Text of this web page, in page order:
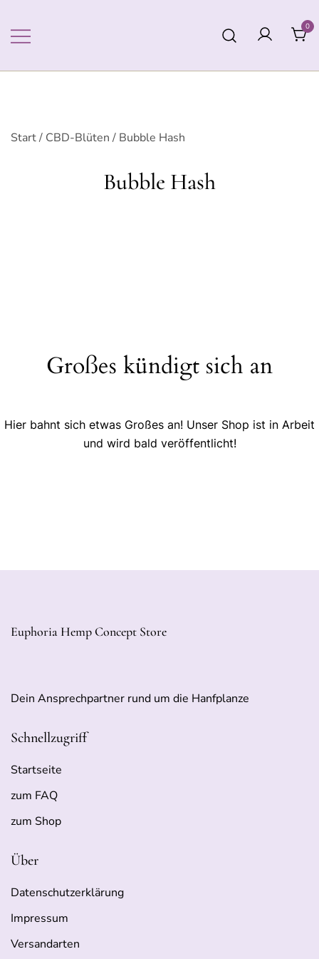
Inhalt
springen
0
Start/ CBD-Blüten/ Bubble Hash
Bubble Hash
Großes kündigt sich an
Hier bahnt sich etwas Großes an! Unser Shop ist in Arbeit
und wird bald veröffentlicht!
Euphoria Hemp Concept Store
Dein Ansprechpartner rund um die Hanfplanze
Schnellzugriff
Startseite
zum FAQ
zum Shop
Über
Datenschutzerklärung
Impressum
Versandarten